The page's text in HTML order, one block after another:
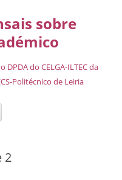
sobre
do CELGA-ILTEC da
Politécnico de Leiria
2